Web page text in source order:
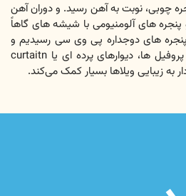
چوبی، نوبت به آهن رسید. و دوران آهن
های آلومنیومی با شیشه های گاهاً
پنجره های دوجداره پی وی سی رسیدیم و
امروز در کنار این پنجره ها و پروفیل ها، دیوارهای پرده ای یا curtaitn